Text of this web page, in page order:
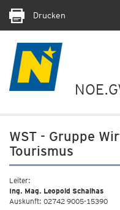
Drucken
WST - Gruppe
Tourismus
Leiter:
Ing. Mag. Leopold Schalhas
Auskunft: 02742 9005-15390